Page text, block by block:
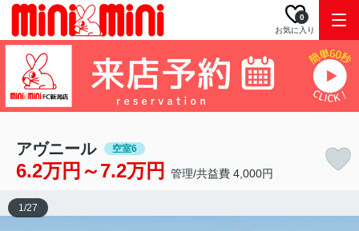
お気に入り
0
アヴニール 空室6
6.2万円～7.2万円 管理/共益費 4,000円
1 /27